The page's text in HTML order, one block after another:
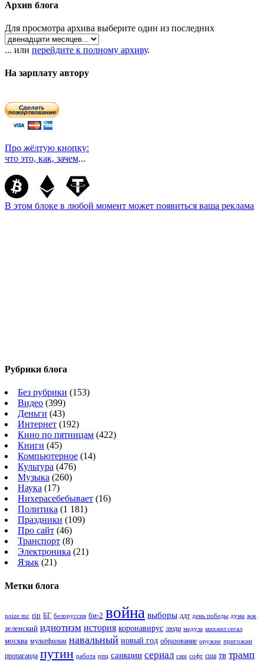
Архив блога
Для просмотра архива выберите один из последних
... или перейдите к полному архиву.
На зарплату автору
Про жёлтую кнопку:
что это, как, зачем...
В этом блоке в любой момент может появиться ваша реклама
Рубрики блога
Без рубрики (153)
Видео (399)
Деньги (43)
Интернет (192)
Кино по пятницам (422)
Книги (45)
Компьютерное (14)
Культура (476)
Музыка (260)
Наука (17)
Нихерасебебывает (16)
Политика (1 181)
Праздники (109)
Про сайт (46)
Транспорт (8)
Электроника (21)
Язык (21)
Метки блога
noize mc rip БГ белоруссия би-2 война выборы ддт день победы дума жж
зеленский идиотизм история коронавирус люди медуза михаил сегал
москва мультфильм навальный новый год образование оружие пригожин
пропаганда путин работа рпц санкции сериал сми софт сша тв трамп